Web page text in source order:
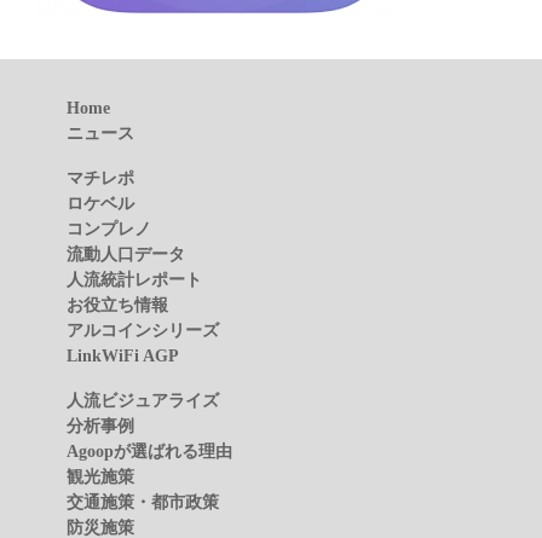
Home
ニュース
マチレポ
ロケベル
コンプレノ
流動人口データ
人流統計レポート
お役立ち情報
アルコインシリーズ
LinkWiFi AGP
人流ビジュアライズ
分析事例
Agoopが選ばれる理由
観光施策
交通施策・都市政策
防災施策